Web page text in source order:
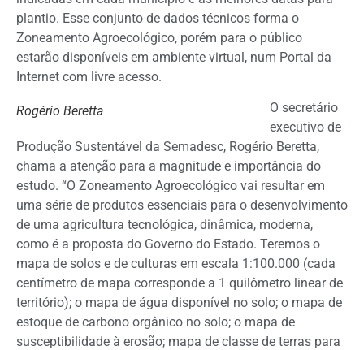
plantio. Esse conjunto de dados técnicos forma o
Zoneamento Agroecológico, porém para o público
estarão disponíveis em ambiente virtual, num Portal da
Internet com livre acesso.
Rogério Beretta
O secretário
executivo de
Produção Sustentável da Semadesc, Rogério Beretta,
chama a atenção para a magnitude e importância do
estudo. “O Zoneamento Agroecológico vai resultar em
uma série de produtos essenciais para o desenvolvimento
de uma agricultura tecnológica, dinâmica, moderna,
como é a proposta do Governo do Estado. Teremos o
mapa de solos e de culturas em escala 1:100.000 (cada
centímetro de mapa corresponde a 1 quilômetro linear de
território); o mapa de água disponível no solo; o mapa de
estoque de carbono orgânico no solo; o mapa de
susceptibilidade à erosão; mapa de classe de terras para